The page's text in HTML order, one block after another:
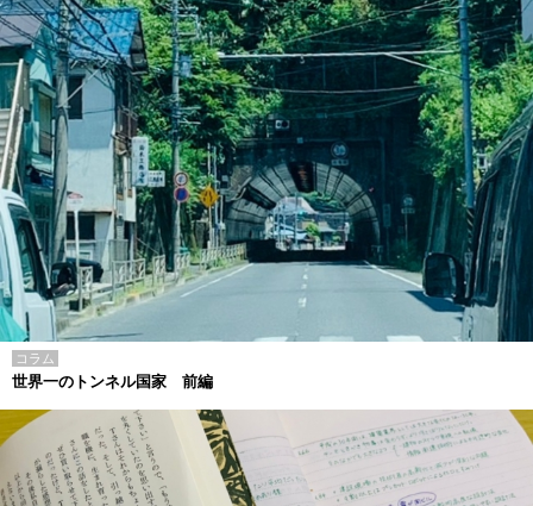
コラム
世界一のトンネル国家 前編